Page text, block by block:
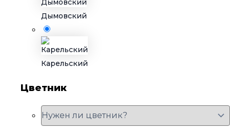
Карельский
Дымовский
Цветник